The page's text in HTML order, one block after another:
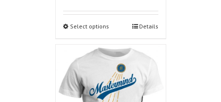
Select options Details